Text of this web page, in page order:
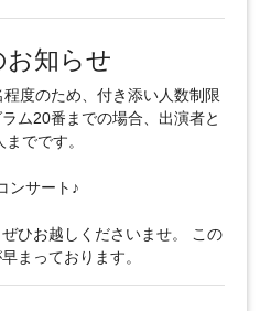
お知らせ
度のため、付き添い人数制限
ム20番までの場合、出演者と
でです。
ンサート♪
ひお越しくださいませ。 この
まっております。